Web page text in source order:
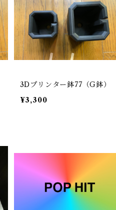
3Dプリンター鉢77（G鉢）
¥3,300